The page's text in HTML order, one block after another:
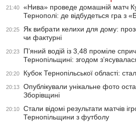
21:40
«Нива» проведе домашній матч
Тернополі: де відбудеться гра з
20:25
Як вибрати келихи для дому:
чи фактурні
20:23
П’яний водій із 3,48 проміле
Тернопільщині: згодом
20:20 Кубок Тернопільської області:
20:13
Опублікували унікальне фото
Зборівщині
20:10
Стали відомі результати матчів
Тернопільщини з футболу